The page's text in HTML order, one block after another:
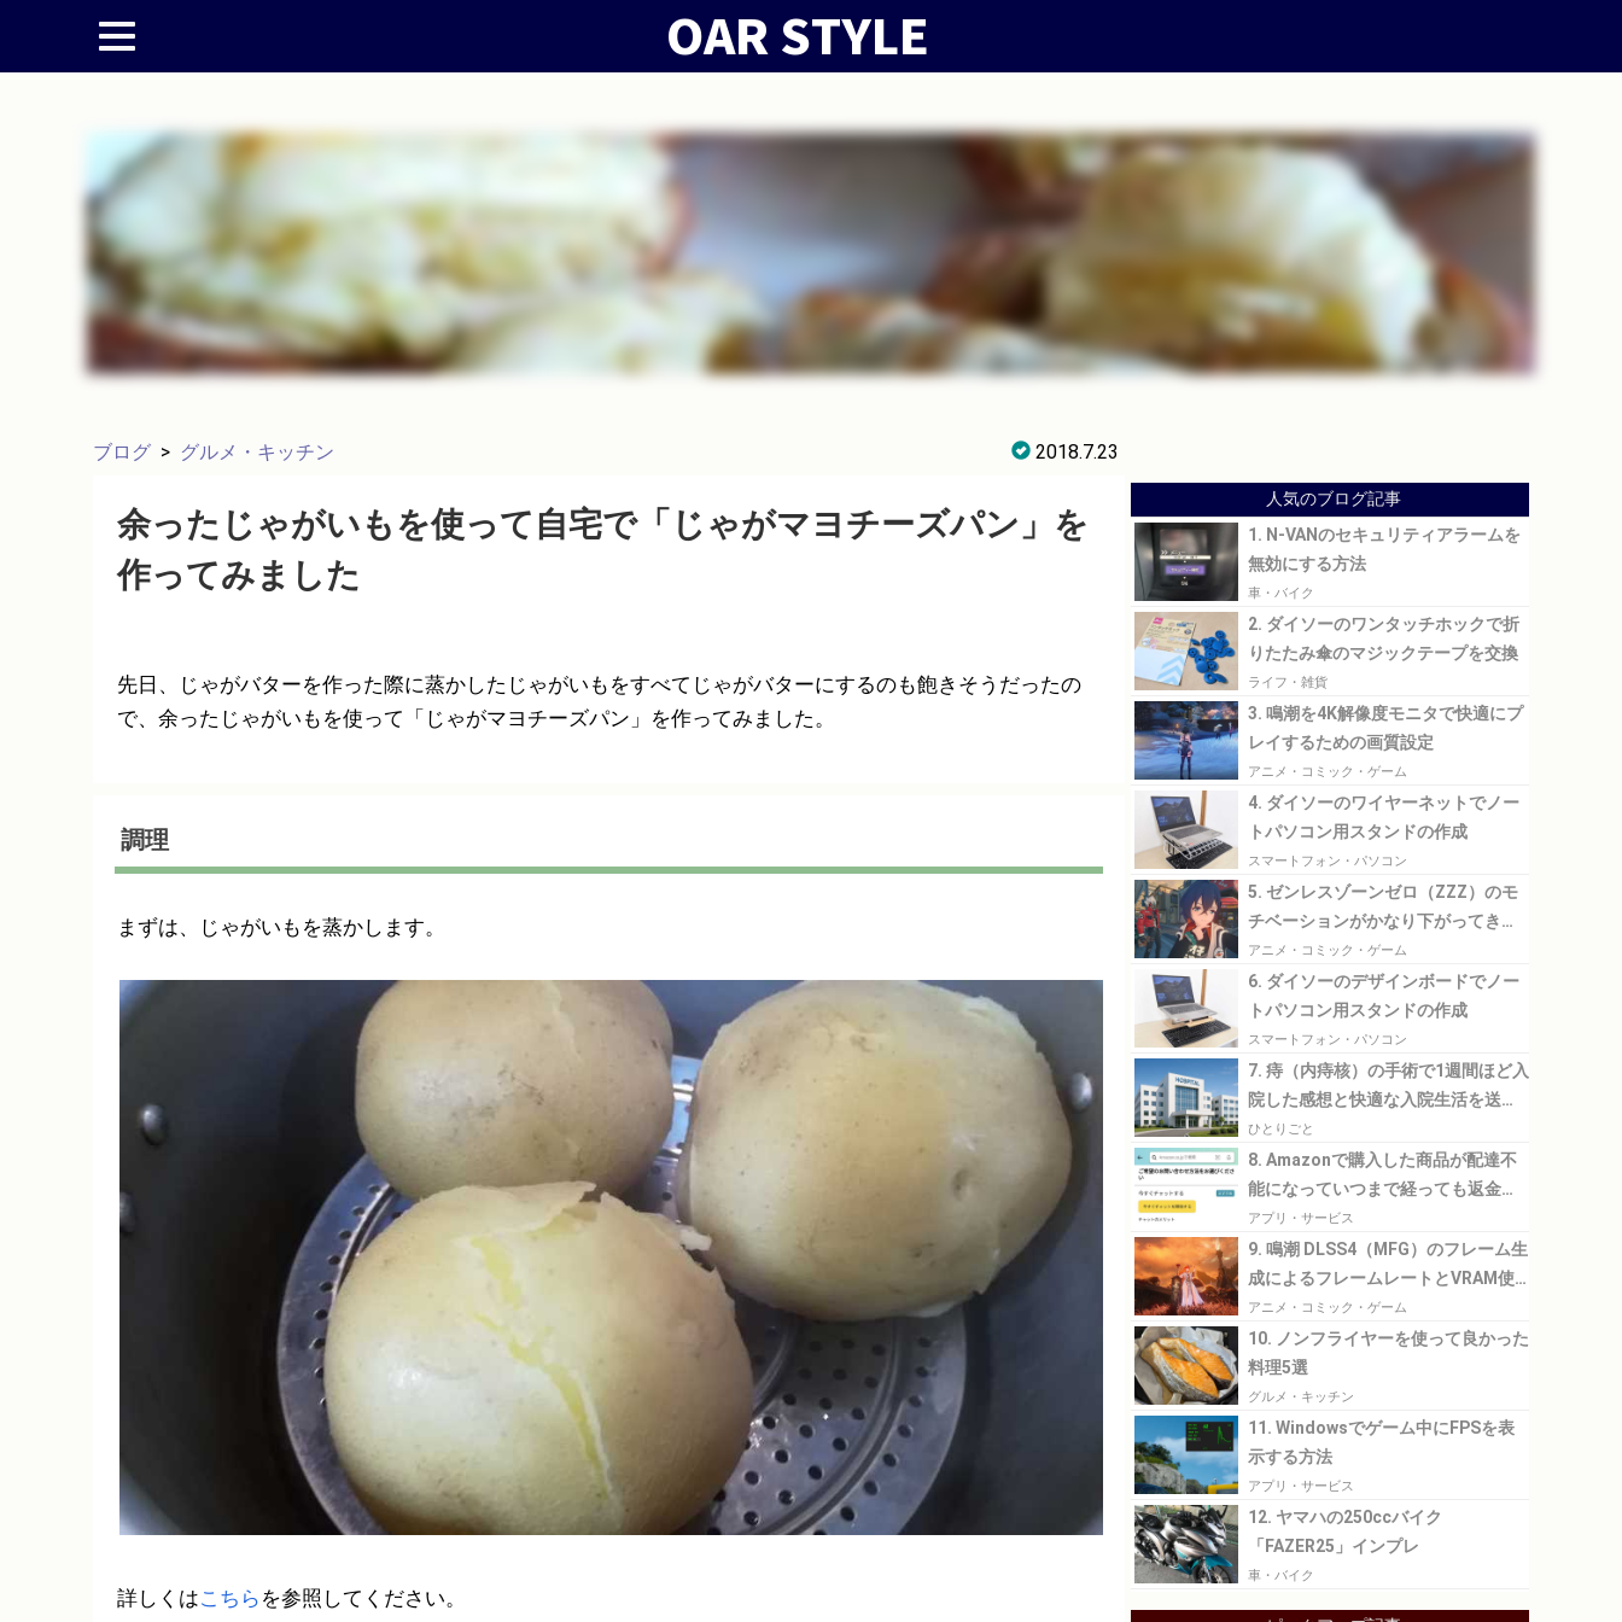
ブログ > グルメ・キッチン 2018.7.23
余ったじゃがいもを使って自宅で「じゃがマヨチーズパン」を
作ってみました
先日、じゃがバターを作った際に蒸かしたじゃがいもをすべてじゃがバターにするのも飽きそうだったの
で、余ったじゃがいもを使って「じゃがマヨチーズパン」を作ってみました。
調理
まずは、じゃがいもを蒸かします。
詳しくはこちら を参照してください。
人気のブログ記事
1. N-VANのセキュリティアラームを
無効にする方法
車・バイク
2. ダイソーのワンタッチホックで折
りたたみ傘のマジックテープを交換
ライフ・雑貨
3. 鳴潮を4K解像度モニタで快適にプ
レイするための画質設定
アニメ・コミック・ゲーム
4. ダイソーのワイヤーネットでノー
トパソコン用スタンドの作成
スマートフォン・パソコン
5. ゼンレスゾーンゼロ（ZZZ）のモ
チベーションがかなり下がってきた
のでその理由について考えてみる
アニメ・コミック・ゲーム
6. ダイソーのデザインボードでノー
トパソコン用スタンドの作成
スマートフォン・パソコン
7. 痔（内痔核）の手術で1週間ほど入
院した感想と快適な入院生活を送る
ために必要なこと
ひとりごと
8. Amazonで購入した商品が配達不
能になっていつまで経っても返金さ
れなかった話
アプリ・サービス
9. 鳴潮 DLSS4（MFG）のフレーム生
成によるフレームレートとVRAM使
用量の比較
アニメ・コミック・ゲーム
10. ノンフライヤーを使って良かった
料理5選
グルメ・キッチン
11. Windowsでゲーム中にFPSを表
示する方法
アプリ・サービス
12. ヤマハの250ccバイク
「FAZER25」インプレ
車・バイク